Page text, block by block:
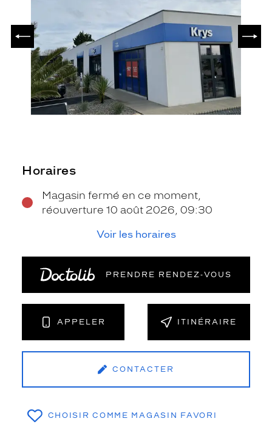
PRÉCÉDENT
Horaires
Magasin fermé en ce moment,
réouverture 10 août 2026, 09:30
Voir les horaires
PRENDRE RENDEZ‑VOUS
APPELER ITINÉRAIRE
CONTACTER
CHOISIR COMME MAGASIN FAVORI